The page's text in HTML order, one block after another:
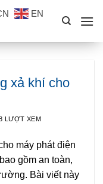
EN
xả khí cho
LƯỢT XEM
máy phát điện
gồm an toàn,
Bài viết này